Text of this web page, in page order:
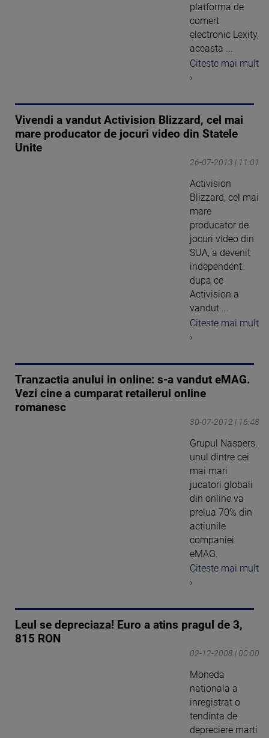
platforma de
comert
electronic Lexity,
aceasta ...
Citeste mai mult
›
Vivendi a vandut Activision Blizzard, cel mai
mare producator de jocuri video din Statele
Unite
26-07-2013 | 11:01
Activision
Blizzard, cel mai
mare
producator de
jocuri video din
SUA, a devenit
independent
dupa ce
Activision a
vandut ...
Citeste mai mult
›
Tranzactia anului in online: s-a vandut eMAG.
Vezi cine a cumparat retailerul online
romanesc
30-07-2012 | 16:48
Grupul Naspers,
unul dintre cei
mai mari
jucatori globali
din online va
prelua 70% din
actiunile
companiei
eMAG.
Citeste mai mult
›
Leul se depreciaza! Euro a atins pragul de 3,
815 RON
02-12-2008 | 00:00
Moneda
nationala a
inregistrat o
tendinta de
depreciere marti